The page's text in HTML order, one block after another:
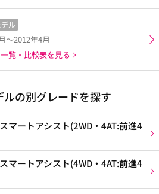
ル
～2012年4月
覧・比較表を見る
ルの別グレードを探す
ートアシスト(2WD・4AT:前進4
ートアシスト(4WD・4AT:前進4